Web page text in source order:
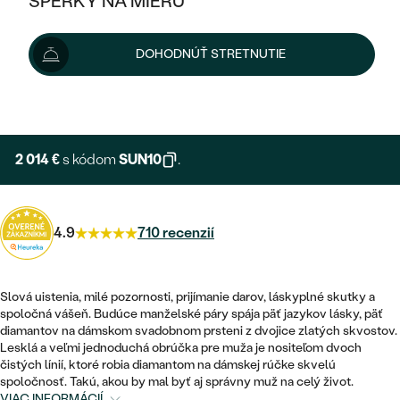
KOMBINOVANÉ ZLATO
PODĽA ŠTÝLU
BEZ KAMEŇA
VYKROJENÉ
NETRADIČNÉ
TEPANÉ
POSTRANNÉ DRAHOKAMY
HALO
VINTAGE
OBRÚČOK
NETRADIČNÉ
ZOSTAVTE SI PRSTEŇ
ZAČAŤ S PRSTEŇOM
VÝPREDAJ
ŠPERKY ČO POMÁHAJÚ
PODĽA TYPU
PRSTENE
PRÍVESKY
NÁRAMKY
SETY
PÁNSKE ŠPERKY
PLATINOVÉ
NAPICHOVACIE
MINIMALISTICKÉ
SOLITÉR
V TVARE SRDCA
ZLATÉ
STRIEBORNÉ
SOLITÉR
NARODENIE DIEŤAŤA
PERSONALIZOVANÉ
SO ZNAMENÍM ZVEROKRUHU
MINIMALISTICKÉ
VÝPREDAJ
ZLATÉ
PLATINOVÉ
ETERNITY
MINIMALISTICKÉ
DOHODNÚŤ STRETNUTIE
2 238 €
Možnosti doručenia
2 014 €s kódom SUN10 .
4.9 710 recenzií
Slová uistenia, milé pozornosti, prijímanie darov, láskyplné skutky a
spoločná vášeň. Budúce manželské páry spája päť jazykov lásky, päť
diamantov na dámskom svadobnom prsteni z dvojice zlatých skvostov.
Lesklá a veľmi jednoduchá obrúčka pre muža je nositeľom dvoch
čistých línií, ktoré robia diamantom na dámskej rúčke skvelú
spoločnosť. Takú, akou by mal byť aj správny muž na celý život.